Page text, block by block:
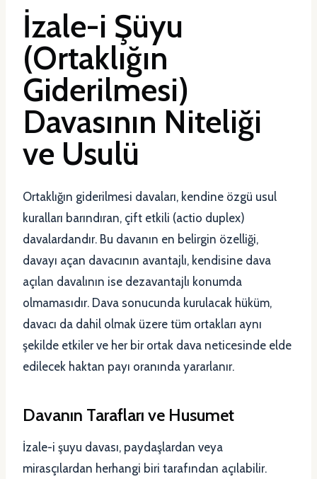
İzale-i Şüyu
(Ortaklığın
Giderilmesi)
Davasının Niteliği
ve Usulü
Ortaklığın giderilmesi davaları, kendine özgü usul
kuralları barındıran, çift etkili (actio duplex)
davalardandır. Bu davanın en belirgin özelliği,
davayı açan davacının avantajlı, kendisine dava
açılan davalının ise dezavantajlı konumda
olmamasıdır. Dava sonucunda kurulacak hüküm,
davacı da dahil olmak üzere tüm ortakları aynı
şekilde etkiler ve her bir ortak dava neticesinde elde
edilecek haktan payı oranında yararlanır.
Davanın Tarafları ve Husumet
İzale-i şuyu davası, paydaşlardan veya
mirasçılardan herhangi biri tarafından açılabilir.